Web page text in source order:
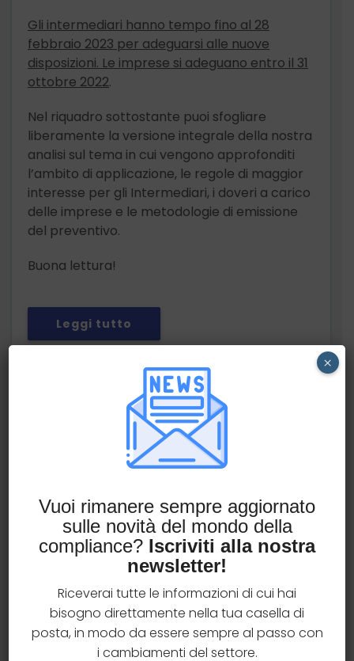
Gli intermediari hanno tempo fino al 28
febbraio 2023 per adeguarsi alle nuove
disposizioni. Le imprese si adeguano entro il 31
ottobre 2022.
Nel riquadro sottostante puoi sfogliare
liberamente la versione integrale della nostra
analisi sul tema in cui vengono approfonditi
l’ambito di applicazione, le regole di maggior
interesse per gli Intermediari, i doveri a carico
delle imprese e le metodologie di emissione
del preventivo.
Buona lettura!
Leggi tutto
Antitrust chiude l’istruttoria
sul cartello RCA
Legal di InLife Advisory
Antitrustha deciso di chiudere senza
accuse l’indagine su un presunto cartello tra
comparazione prezzi per limitare la
concorrenza nel settore delle assicurazioni
auto.
Vuoi rimanere sempre aggiornato
sulle novità del mondo della
compliance? Iscriviti alla nostra
newsletter!
Riceverai tutte le informazioni di cui hai
bisogno direttamente nella tua casella di
posta, in modo da essere sempre al passo con
i cambiamenti del settore.
×